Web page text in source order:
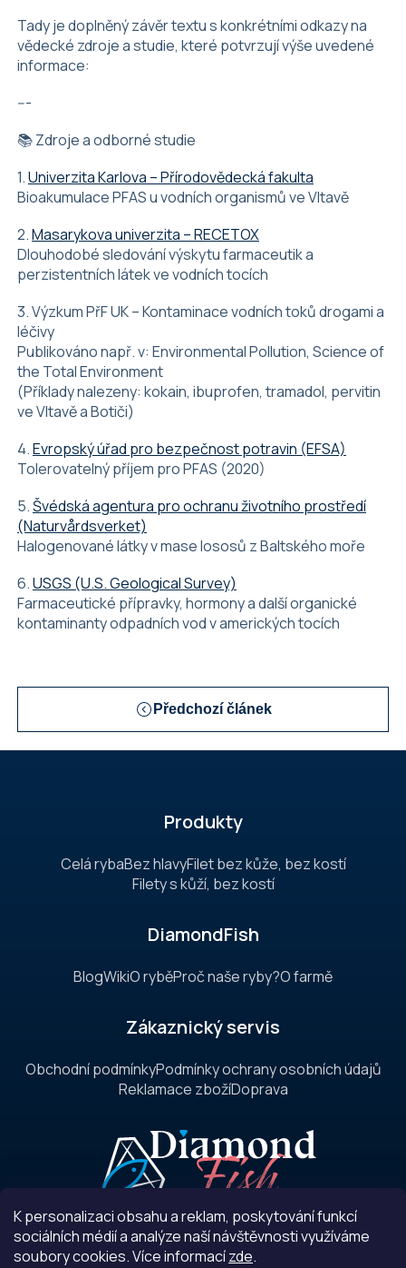
K personalizaci obsahu a reklam, poskytování funkcí
sociálních médií a analýze naší návštěvnosti využíváme
soubory cookies. Více informacízde.
Tady je doplněný závěr textu s konkrétními odkazy na
vědecké zdroje a studie, které potvrzují výše uvedené
informace:
---
📚 Zdroje a odborné studie
1.Univerzita Karlova – Přírodovědecká fakulta
Bioakumulace PFAS u vodních organismů ve Vltavě
2.Masarykova univerzita – RECETOX
Dlouhodobé sledování výskytu farmaceutik a
perzistentních látek ve vodních tocích
3. Výzkum PřF UK – Kontaminace vodních toků drogami a
léčivy
Publikováno např. v: Environmental Pollution, Science of
the Total Environment
(Příklady nalezeny: kokain, ibuprofen, tramadol, pervitin
ve Vltavě a Botiči)
4.Evropský úřad pro bezpečnost potravin (EFSA)
Tolerovatelný příjem pro PFAS (2020)
5.Švédská agentura pro ochranu životního prostředí
(Naturvårdsverket)
Halogenované látky v mase lososů z Baltského moře
6.USGS (U.S. Geological Survey)
Farmaceutické přípravky, hormony a další organické
kontaminanty odpadních vod v amerických tocích
Předchozí článek
Produkty
Celá rybaBez hlavyFilet bez kůže, bez kostí
Filety s kůží, bez kostí
DiamondFish
BlogWikiO ryběProč naše ryby?O farmě
Zákaznický servis
Obchodní podmínkyPodmínky ochrany osobních údajů
Reklamace zbožíDoprava
+420 605 174 023
obchod@diamondfish.eu